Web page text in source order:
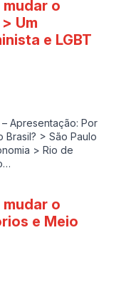
mudar o
Um
e LGBT
Apresentação: Por
Brasil? > São Paulo
> Rio de
mudar o
e Meio